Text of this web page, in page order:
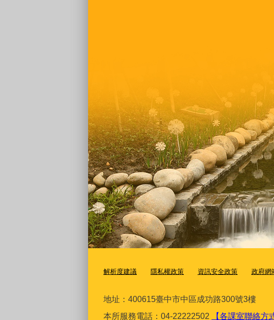
解析度建議 隱私權政策 資訊安全政策 政府網
地址：400615臺中市中區成功路300號3樓
本所服務電話：04-22222502
【各課室聯絡方